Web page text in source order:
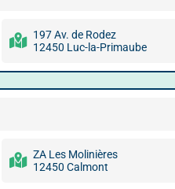
197 Av. de Rodez
12450 Luc-la-Primaube
ZA Les Molinières
12450 Calmont